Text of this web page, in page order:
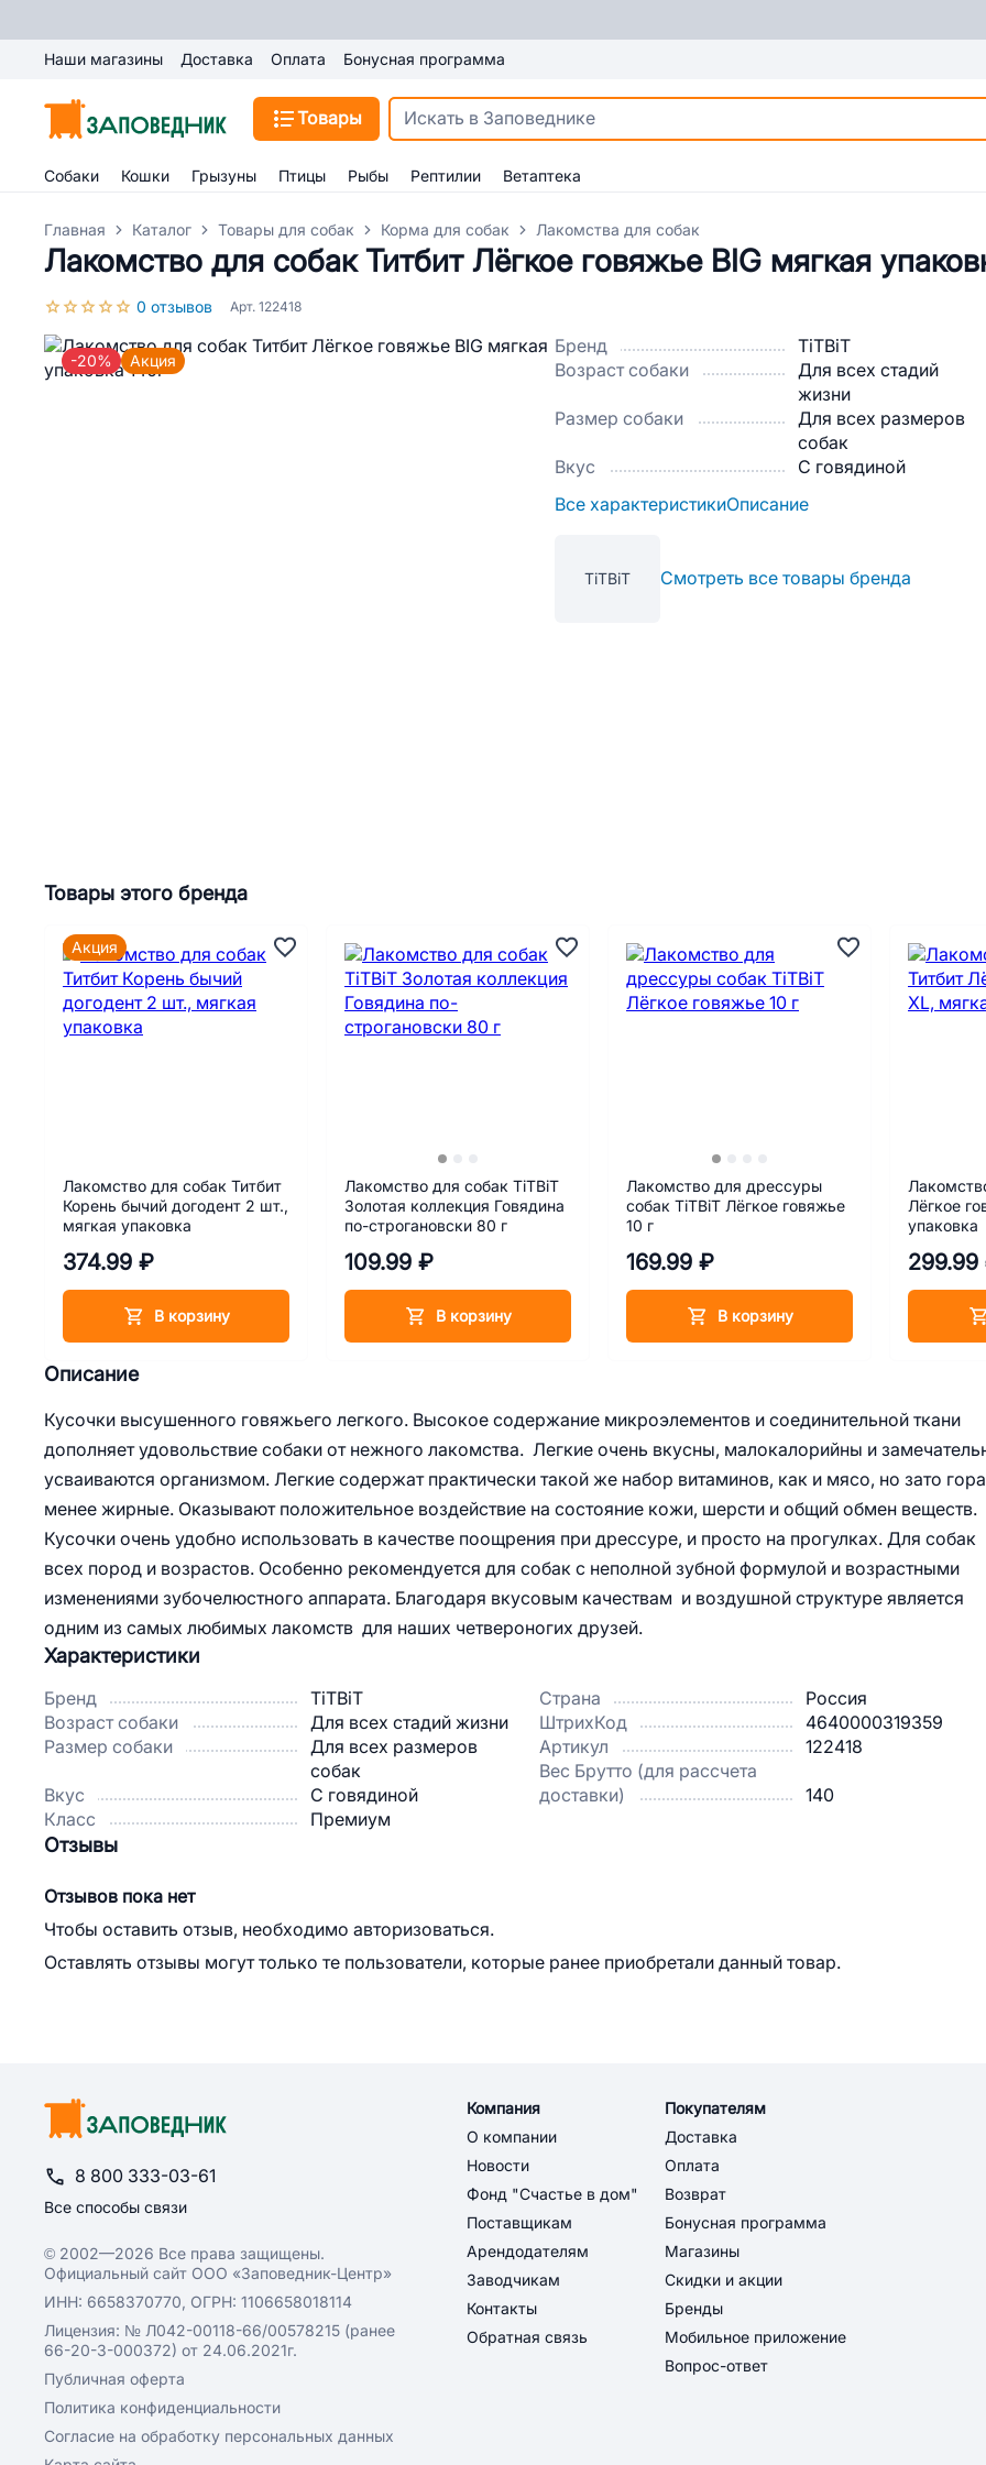
Наши магазины Доставка Оплата Бонусная программа
Товары
Собаки Кошки Грызуны Птицы Рыбы Рептилии Ветаптека
Главная Каталог Товары для собак Корма для собак Лакомства для собак
Лакомство для собак Титбит Лёгкое говяжье BIG мягкая
0 отзывов Арт. 122418
-20% Акция
Бренд
TiTBiT
Возраст собаки
Для всех стадий
жизни
Размер собаки
Для всех размеров
собак
Вкус
С говядиной
Все характеристикиОписание
TiTBiT Смотреть все товары бренда
Описание
Кусочки высушенного говяжьего легкого. Высокое содержание микроэлементов и соединительной ткани
дополняет удовольствие собаки от нежного лакомства. Легкие очень вкусны, малокалорийны и
усваиваются организмом. Легкие содержат практически такой же набор витаминов, как и мясо, но зато
менее жирные. Оказывают положительное воздействие на состояние кожи, шерсти и общий обмен веществ.
Кусочки очень удобно использовать в качестве поощрения при дрессуре, и просто на прогулках. Для собак
всех пород и возрастов. Особенно рекомендуется для собак с неполной зубной формулой и возрастными
изменениями зубочелюстного аппарата. Благодаря вкусовым качествам и воздушной структуре является
одним из самых любимых лакомств для наших четвероногих друзей.
Товары этого бренда
Лакомство для собак Титбит
Корень бычий догодент 2 шт.,
мягкая упаковка
374.99 ₽
В корзину
Акция
Лакомство для собак TiTBiT
Золотая коллекция Говядина
по-строгановски 80 г
109.99 ₽
В корзину
Лакомство для дрессуры
собак TiTBiT Лёгкое говяжье
10 г
169.99 ₽
В корзину
Лёгкое
упаковка
299.99
Характеристики
Бренд
TiTBiT
Возраст собаки
Для всех стадий жизни
Размер собаки
Для всех размеров
собак
Вкус
С говядиной
Класс
Премиум
Страна
Россия
ШтрихКод
4640000319359
Артикул
122418
Вес Брутто (для рассчета
доставки)
140
Отзывы
Отзывов пока нет
Чтобы оставить отзыв, необходимо авторизоваться.
Оставлять отзывы могут только те пользователи, которые ранее приобретали данный товар.
8 800 333-03-61
Все способы связи
© 2002—2026 Все права защищены.
Официальный сайт ООО «Заповедник-Центр»
ИНН: 6658370770, ОГРН: 1106658018114
Лицензия: № Л042-00118-66/00578215 (ранее
66-20-3-000372) от 24.06.2021г.
Публичная оферта
Политика конфиденциальности
Согласие на обработку персональных данных
Компания
О компании
Новости
Фонд "Счастье в дом"
Поставщикам
Арендодателям
Заводчикам
Контакты
Обратная связь
Покупателям
Доставка
Оплата
Возврат
Бонусная программа
Магазины
Скидки и акции
Бренды
Мобильное приложение
Вопрос-ответ